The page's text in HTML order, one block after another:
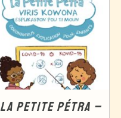
LA PETITE PÉTRA –